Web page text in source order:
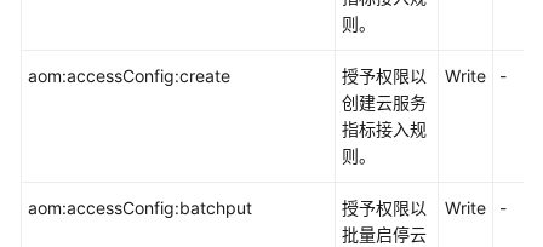
则。
aom:accessConfig:create
授予权限以
创建云服务
指标接入规
则。
Write -
aom:accessConfig:batchput
授予权限以
批量启停云
Write -